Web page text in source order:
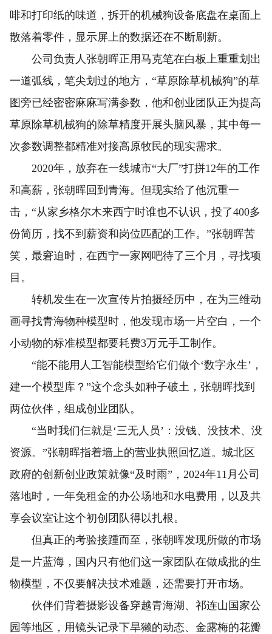
啡和打印纸的味道，拆开的机械狗设备底盘在桌面上
散落着零件，显示屏上的数据还在不断刷新。
公司负责人张朝晖正用马克笔在白板上重重划出
一道弧线，笔尖划过的地方，“草原除草机械狗”的草
图旁已经密密麻麻写满参数，他和创业团队正为提高
草原除草机械狗的除草精度开展头脑风暴，其中每一
次参数调整都精准对接高原牧民的现实需求。
2020年，放弃在一线城市“大厂”打拼12年的工作
和高薪，张朝晖回到青海。但现实给了他沉重一
击，“从家乡格尔木来西宁时谁也不认识，投了400多
份简历，找不到薪资和岗位匹配的工作。”张朝晖苦
笑，最窘迫时，在西宁一家网吧待了三个月，寻找项
目。
转机发生在一次宣传片拍摄经历中，在为三维动
画寻找青海物种模型时，他发现市场一片空白，一个
小动物的标准模型都要耗费3万元手工制作。
“能不能用人工智能模型给它们做个‘数字永生’，
建一个模型库？”这个念头如种子破土，张朝晖找到
两位伙伴，组成创业团队。
“当时我们仨就是‘三无人员’：没钱、没技术、没
资源。”张朝晖指着墙上的营业执照回忆道。城北区
政府的创新创业政策就像“及时雨”，2024年11月公司
落地时，一年免租金的办公场地和水电费用，以及共
享会议室让这个初创团队得以扎根。
但真正的考验接踵而至，张朝晖发现所做的市场
是一片蓝海，国内只有他们这一家团队在做成批的生
物模型，不仅要解决技术难题，还需要打开市场。
伙伴们背着摄影设备穿越青海湖、祁连山国家公
园等地区，用镜头记录下旱獭的动态、金露梅的花瓣